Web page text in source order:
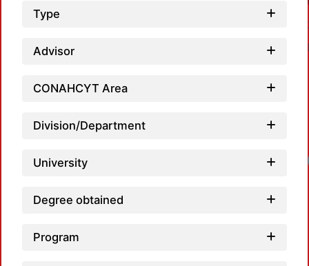
Type
Advisor
CONAHCYT Area
Division/Department
University
Degree obtained
Program